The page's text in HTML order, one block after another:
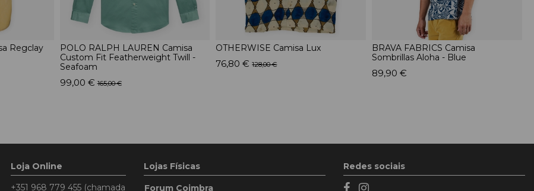
Regclay
POLO RALPH LAUREN Camisa
Custom Fit Featherweight Twill -
Seafoam
99,00 € 165,00 €
OTHERWISE Camisa Lux
76,80 € 128,00 €
BRAVA FABRICS Camisa
Sombrillas Aloha - Blue
89,90 €
Loja Online
+351 968 779 455 (chamada
Lojas Físicas
Forum Coimbra
Redes sociais